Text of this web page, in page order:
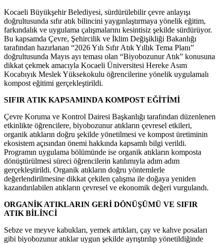
Kocaeli Büyükşehir Belediyesi, sürdürülebilir çevre anlayışı
doğrultusunda sıfır atık bilincini yaygınlaştırmaya yönelik eğitim,
farkındalık ve uygulama çalışmalarını kesintisiz şekilde sürdürüyor.
Bu kapsamda Çevre, Şehircilik ve İklim Değişikliği Bakanlığı
tarafından hazırlanan “2026 Yılı Sıfır Atık Yıllık Tema Planı”
doğrultusunda Mayıs ayı teması olan “Biyobozunur Atık” konusuna
dikkat çekmek amacıyla Kocaeli Üniversitesi Hereke Asım
Kocabıyık Meslek Yüksekokulu öğrencilerine yönelik uygulamalı
kompost eğitimi gerçekleştirildi.
SIFIR ATIK KAPSAMINDA KOMPOST EĞİTİMİ
Çevre Koruma ve Kontrol Dairesi Başkanlığı tarafından düzenlenen
etkinlikte öğrencilere, biyobozunur atıkların çevresel etkileri,
organik atıkların doğru şekilde yönetilmesi ve kompost üretiminin
ekosistem açısından önemi hakkında kapsamlı bilgi verildi.
Programın uygulama bölümünde ise organik atıkların komposta
dönüştürülmesi süreci öğrencilerin katılımıyla adım adım
gerçekleştirildi. Organik atıkların doğru yöntemlerle
değerlendirilmesine dikkat çekilen çalışma ile doğaya yeniden
kazandırılabilen atıkların çevresel ve ekonomik değeri vurgulandı.
ORGANİK ATIKLARIN GERİ DÖNÜŞÜMÜ VE SIFIR
ATIK BİLİNCİ
Sebze ve meyve kabukları, yemek artıkları, çay ve kahve posaları
gibi biyobozunur atıklar uygun şekilde ayrıştırılıp yönetildiğinde